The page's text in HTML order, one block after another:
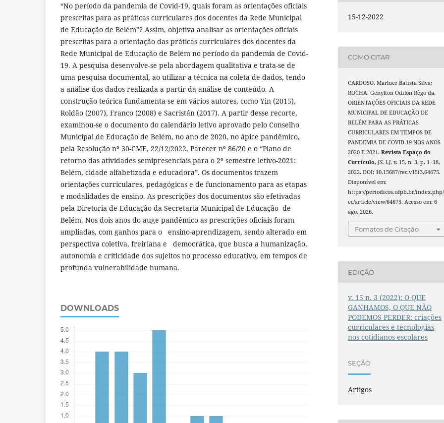
“No período da pandemia de Covid-19, quais foram as orientações oficiais
prescritas para as práticas curriculares dos docentes da Rede Municipal
de Educação de Belém”? Assim, objetiva analisar as orientações oficiais
prescritas para a orientação das práticas curriculares dos docentes da
Rede Municipal de Educação de Belém no período da pandemia de Covid-
19. A pesquisa desenvolve-se pela abordagem qualitativa e trata-se de
uma pesquisa documental, ao utilizar a técnica na coleta de dados, tendo
a análise dos dados realizada a partir da análise de conteúdo. A
construção teórica fundamenta-se em vários autores, como Yin (2015),
Roldão (2007), Franco (2008) e Sacristán (2017). A partir desse recorte,
examinou-se o documento do calendário letivo aprovado pelo Conselho
Municipal de Educação de Belém, no ano de 2020, no ápice pandêmico,
pela Resolução nº 30-CME, 22/12/2022, Parecer nº 86/20 e o “Plano de
retorno das atividades semipresenciais para o 2º semestre letivo-2021:
Belém, cidade alfabetizada e educadora”. Os documentos trazem
orientações curriculares, pedagógicas e de funcionamento para as etapas
e modalidades de ensino. As prescrições dos documentos são efetivadas
pela Diretoria de Educação da Secretaria Municipal de Educação de
Belém. Nos dois anos do auge pandêmico as prescrições oficiais foram
ampliadas, com ganhos para o ensino-aprendizagem, sendo alterado em
perspectiva coletiva, freiriana e democrática, que busca a humanização,
autonomia e criticidade dos sujeitos no processo educativo, em tempos de
profunda vulnerabilidade humana.
DOWNLOADS
15-12-2022
COMO CITAR
CARDOSO, Marluce Batista Silva;
ROCHA, Genylton Odilon Rêgo da.
ORIENTAÇÕES OFICIAIS DA REDE
MUNICIPAL DE EDUCAÇÃO DE
BELÉM PARA AS PRÁTICAS
CURRICULARES EM TEMPOS DE
PANDEMIA DE COVID-19 NOS ANOS
2020 E 2021.Revista Espaço do
Currículo,[S. l.], v. 15, n. 3, p. 1–18,
2022. DOI: 10.15687/rec.v15i3.64675.
Disponível em:
https://periodicos.ufpb.br/
ec/article/view/64675. Acesso em: 6
ago. 2026.
Fomatos de Citação
EDIÇÃO
v. 15 n. 3 (2022): O QUE
GANHAMOS, O QUE NÃO
PODEMOS PERDER: criações
curriculares e tecnologias
nos cotidianos escolares
SEÇÃO
Artigos